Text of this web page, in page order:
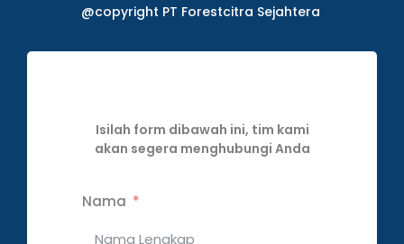
@copyright PT Forestcitra Sejahtera
Isilah form dibawah ini, tim kami
akan segera menghubungi Anda
Nama